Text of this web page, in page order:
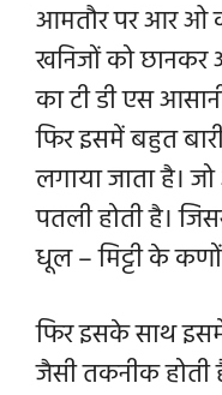
आमतौर पर आर ओ
खनिजों को छानकर
का टी डी एस
फिर इसमें बहुत
लगाया जाता है।
पतली होती है।
धूल – मिट्टी के
फिर इसके साथ
जैसी तकनीक होती